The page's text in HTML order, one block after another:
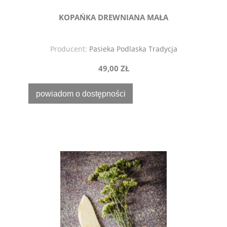
KOPAŃKA DREWNIANA MAŁA
Producent: Pasieka Podlaska Tradycja
49,00 ZŁ
powiadom o dostępności